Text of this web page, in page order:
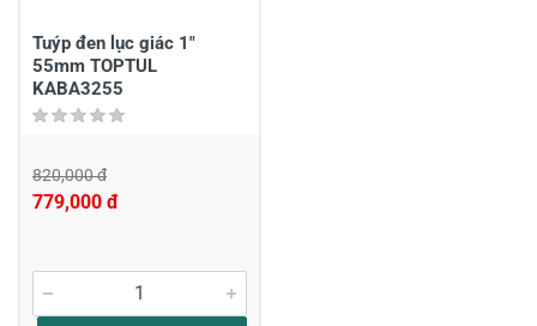
Gửi nhận xét
Tuýp đen lục giác 1"
55mm TOPTUL
KABA3255
820,000 đ
779,000 đ